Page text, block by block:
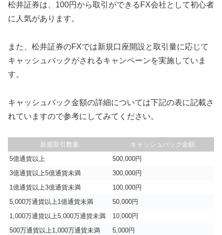
松井証券は、100円から取引ができるFX会社として初心者
に人気があります。
また、松井証券のFXでは新規口座開設と取引量に応じて
キャッシュバックがされるキャンペーンを実施していま
す。
キャッシュバック金額の詳細については下記の表に記載さ
れていますので参考にしてみてください。
新規取引数量
キャッシュバック金額
5億通貨以上
500,000円
3億通貨以上5億通貨未満
300,000円
1億通貨以上3億通貨未満
100,000円
5,000万通貨以上1億通貨未満
50,000円
1,000万通貨以上5,000万通貨未満
10,000円
500万通貨以上1,000万通貨未満
5,000円